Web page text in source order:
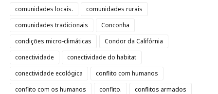
comunidades locais.
comunidades rurais
comunidades tradicionais
Conconha
condições micro-climáticas
Condor da Califórnia
conectividade
conectividade do habitat
conectividade ecológica
conflito com humanos
conflito com os humanos
conflito.
conflitos armados